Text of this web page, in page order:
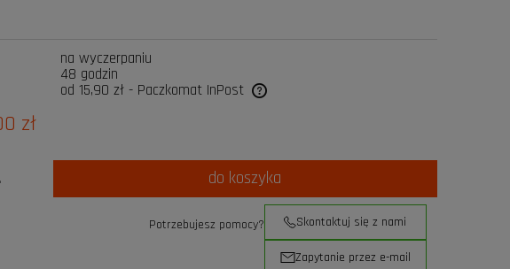
na wyczerpaniu
48 godzin
od 15,90 zł - Paczkomat InPost
Cena nie zawiera ewentualnych kosztów
zł
do koszyka
Potrzebujesz pomocy? Skontaktuj się z nami
Zapytanie przez e-mail